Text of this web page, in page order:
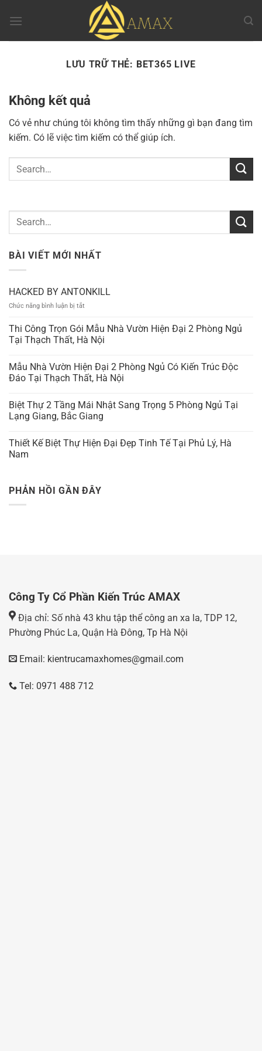
đến
LƯU TRỮ THẺ: BET365 LIVE
Không kết quả
Có vẻ như chúng tôi không tìm thấy những gì bạn đang tìm
kiếm. Có lẽ việc tìm kiếm có thể giúp ích.
BÀI VIẾT MỚI NHẤT
HACKED BY ANTONKILL
Chức năng bình luận bị tắt
BY
ANTONKILL
Thi Công Trọn Gói Mẫu Nhà Vườn Hiện Đại 2 Phòng Ngủ
Tại Thạch Thất, Hà Nội
Mẫu Nhà Vườn Hiện Đại 2 Phòng Ngủ Có Kiến Trúc Độc
Đáo Tại Thạch Thất, Hà Nội
Biệt Thự 2 Tầng Mái Nhật Sang Trọng 5 Phòng Ngủ Tại
Lạng Giang, Bắc Giang
Thiết Kế Biệt Thự Hiện Đại Đẹp Tinh Tế Tại Phủ Lý, Hà
Nam
PHẢN HỒI GẦN ĐÂY
Công Ty Cổ Phần Kiến Trúc AMAX
Địa chỉ: Số nhà 43 khu tập thể công an xa la, TDP 12,
Phường Phúc La, Quận Hà Đông, Tp Hà Nội
Email: kientrucamaxhomes@gmail.com
Tel: 0971 488 712